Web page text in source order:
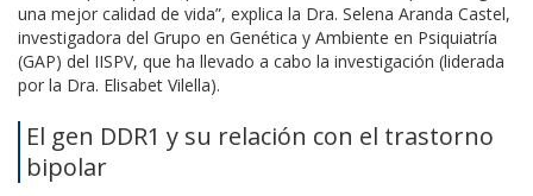
una mejor calidad de vida”, explica la Dra. Selena Aranda Castel,
investigadora del Grupo en Genética y Ambiente en Psiquiatría
(GAP) del IISPV, que ha llevado a cabo la investigación (liderada
por la Dra. Elisabet Vilella).
El gen DDR1 y su relación con el trastorno
bipolar